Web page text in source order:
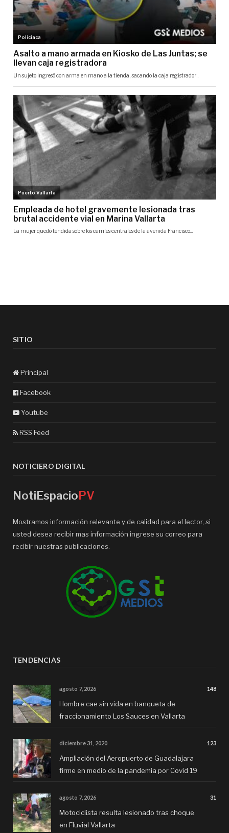
SITIO
Principal
Facebook
Youtube
RSS Feed
NOTICIERO DIGITAL
NotiEspacioPV
Mostramos información relevante y de calidad para el lector, si
usted desea recibir mas información ingrese su correo para
recibir nuestras publicaciones.
TENDENCIAS
agosto 7, 2026 148
Hombre cae sin vida en banqueta de
fraccionamiento Los Sauces en Vallarta
diciembre 31, 2020 123
Ampliación del Aeropuerto de Guadalajara
firme en medio de la pandemia por Covid 19
agosto 7, 2026 31
Motociclista resulta lesionado tras choque
en Fluvial Vallarta